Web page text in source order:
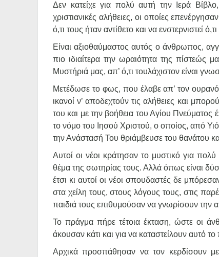
Δεν κατείχε για πολύ αυτή την Ιερά
χριστιανικές αλήθειες, οι οποίες
ό,τι τους ήταν αντίθετο και να ενστερνιστεί
Είναι αξιοθαύμαστος αυτός ο άνθρωπος,
πιο ιδιαίτερα την ωραιότητα της πίστεώς
Μυστήριά μας, απ’ ό,τι τουλάχιστον είναι
Μετέδωσε το φως, που έλαβε απ’ τον
ικανοί ν’ αποδεχτούν τις αλήθειες και
του και με την βοήθεια του Αγίου
το νόμο του Ιησού Χριστού, ο οποίος, από
την Ανάστασή Του θριάμβευσε του θανάτου
Αυτοί οι νέοι κράτησαν το μυστικό για
θέμα της σωτηρίας τους. Αλλά όπως είναι
έτσι κι αυτοί οι νέοι σπουδαστές δε
στα χείλη τους, στους λόγους τους, στις
παιδιά τους επιθυμούσαν να γνωρίσουν την
Το πράγμα πήρε τέτοια έκταση, ώστε οι
άκουσαν κάτι και για να καταστείλουν αυτό
Αρχικά προσπάθησαν να τον κερδίσουν